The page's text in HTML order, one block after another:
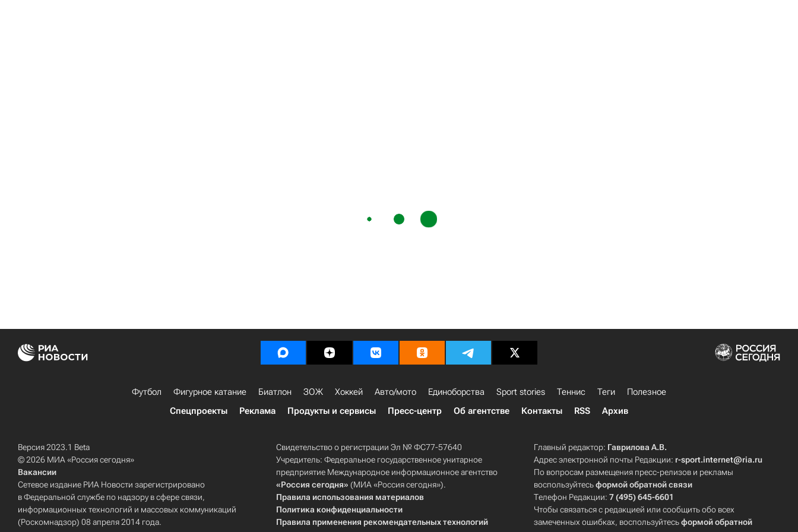
Футбол Фигурное катание Биатлон ЗОЖ Хоккей Авто/мото Единоборства Sport stories Теннис Теги
Полезное
Спецпроекты
Реклама Продукты и сервисы Пресс-центр Об агентстве Контакты RSS Архив
Версия 2023.1 Beta
© 2026 МИА «Россия сегодня»
Вакансии
Сетевое издание РИА Новости зарегистрировано
в Федеральной службе по надзору в сфере связи,
информационных технологий и массовых коммуникаций
(Роскомнадзор) 08 апреля 2014 года.
Свидетельство о регистрации Эл № ФС77-57640
Учредитель: Федеральное государственное унитарное
предприятие Международное информационное агентство
«Россия сегодня» (МИА «Россия сегодня»).
Правила использования материалов
Политика конфиденциальности
Правила применения рекомендательных технологий
Главный редактор: Гаврилова А.В.
Адрес электронной почты Редакции: r-sport.internet@ria.ru
По вопросам размещения пресс-релизов и рекламы
воспользуйтесьформой обратной связи
Телефон Редакции:7 (495) 645-6601
Чтобы связаться с редакцией или сообщить обо всех
замеченных ошибках, воспользуйтесьформой обратной